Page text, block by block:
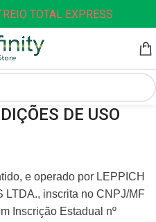
TOTAL EXPRESS
DE USO
e operado por LEPPICH
LTDA., inscrita no CNPJ/MF
Inscrição Estadual nº